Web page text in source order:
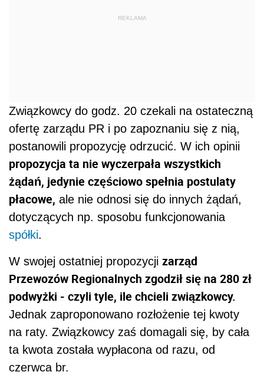
REKLAMA
Związkowcy do godz. 20 czekali na ostateczną
ofertę zarządu PR i po zapoznaniu się z nią,
postanowili propozycję odrzucić. W ich opinii
propozycja ta nie wyczerpała wszystkich
żądań, jedynie częściowo spełnia postulaty
płacowe, ale nie odnosi się do innych żądań,
dotyczących np. sposobu funkcjonowania
spółki.
W swojej ostatniej propozycji zarząd
Przewozów Regionalnych zgodził się na 280 zł
podwyżki - czyli tyle, ile chcieli związkowcy.
Jednak zaproponowano rozłożenie tej kwoty
na raty. Związkowcy zaś domagali się, by cała
ta kwota została wypłacona od razu, od
czerwca br.